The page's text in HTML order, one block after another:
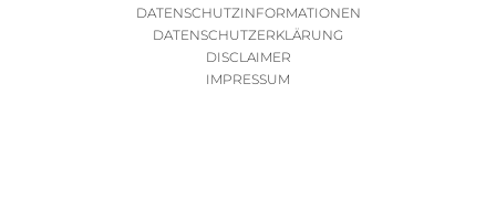
DATENSCHUTZINFORMATIONEN
DATENSCHUTZERKLÄRUNG
DISCLAIMER
IMPRESSUM